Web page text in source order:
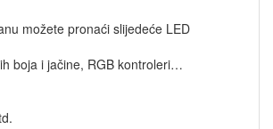
možete pronaći slijedeće LED
boja i jačine, RGB kontroleri…